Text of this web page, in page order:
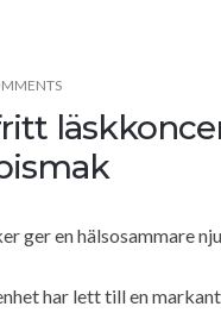
ger en hälsosammare
har lett till en